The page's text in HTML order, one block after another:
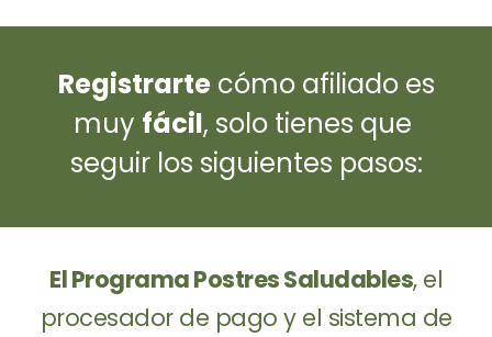
Registrartecómo afiliado es
muy fácil, solo tienes que
seguir los siguientes pasos:
El Programa Postres Saludables, el
procesador de pago y el sistema de